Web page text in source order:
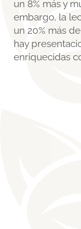
un 8% más y
embargo, la
un 20% más
hay
enriquecidas